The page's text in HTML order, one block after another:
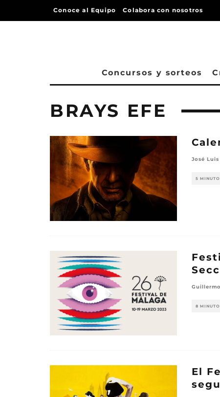
Conoce al Equipo Colabora con nosotros
Concursos y sorteos
BRAYS EFE
José
5
8
El